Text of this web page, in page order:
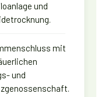
und
mit
und